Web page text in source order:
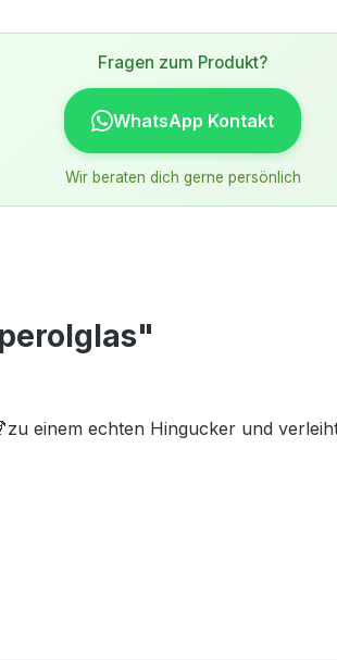
Fragen zum Produkt?
WhatsApp Kontakt
Wir beraten dich gerne persönlich
zu einem echten Hingucker und